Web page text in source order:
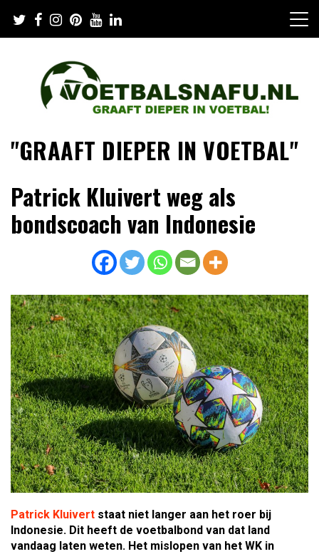
content
"GRAAFT DIEPER IN VOETBAL"
Patrick Kluivert weg als
bondscoach van Indonesie
Patrick Kluivert staat niet langer aan het roer bij
Indonesie. Dit heeft de voetbalbond van dat land
vandaag laten weten. Het mislopen van het WK in